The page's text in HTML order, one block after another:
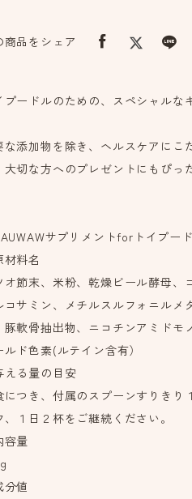
商品をシェア
プードルのための、スペシャルな
な添加物を除き、ヘルスケアにこ
大切な方へのプレゼントにもぴっ
サプリメントforトイプー
料名
オ節末、米粉、乾燥ビール酵母、
コサミン、メチルスルフォニルメ
豚軟骨抽出物、ニコチンアミドモ
ルド色素(ルテイン含有）
る量の目安
につき、付属のスプーンすりき
、１日２杯をご継続ください。
量
値